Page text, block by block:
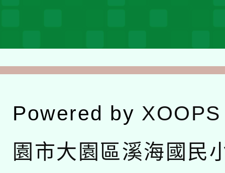
Powered by XOOPS
園市大園區溪海國民